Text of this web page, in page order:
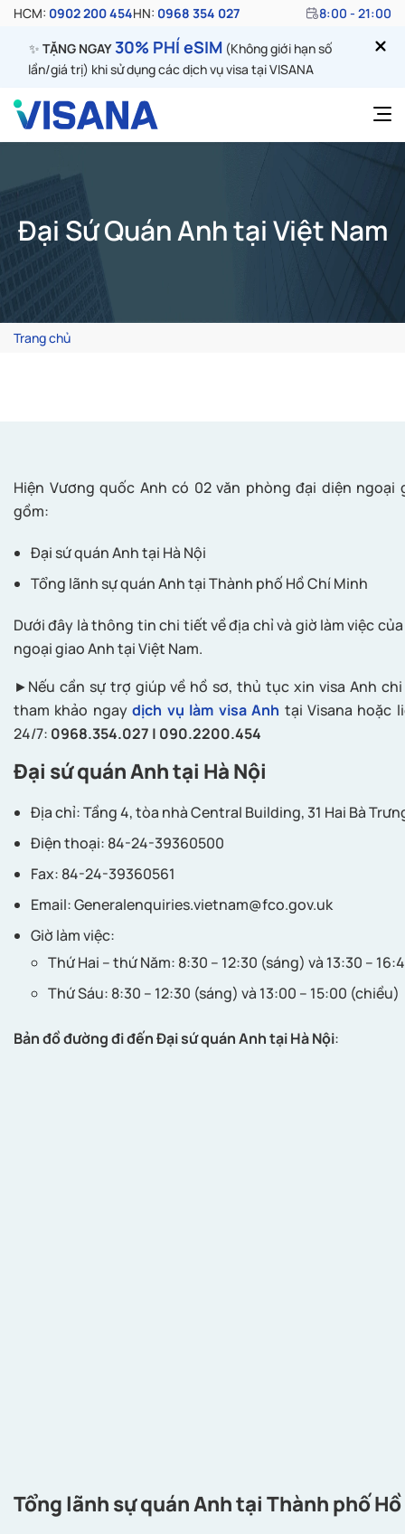
HCM: 0902 200 454HN: 0968 354 027 8:00 - 21:00
✨ TẶNG NGAY30% PHÍ eSIM (Không giới hạn số
lần/giá trị) khi sử dụng các dịch vụ visa tại VISANA
Đại Sứ Quán Anh tại Việt Nam
Trang chủ
Hiện Vương quốc Anh có 02 văn phòng đại diện ngoại
gồm:
Đại sứ quán Anh tại Hà Nội
Tổng lãnh sự quán Anh tại Thành phố Hồ Chí Minh
Dưới đây là thông tin chi tiết về địa chỉ và giờ làm việc
ngoại giao Anh tại Việt Nam.
►Nếu cần sự trợ giúp về hồ sơ, thủ tục xin visa Anh
tham khảo ngaydịch vụ làm visa Anh tại Visana hoặc
24/7: 0968.354.027 | 090.2200.454
Đại sứ quán Anh tại Hà Nội
Địa chỉ: Tầng 4, tòa nhà Central Building, 31 Hai Bà
Điện thoại: 84-24-39360500
Fax: 84-24-39360561
Email:Generalenquiries.vietnam@fco.gov.uk
Giờ làm việc:
Thứ Hai – thứ Năm: 8:30 – 12:30 (sáng) và 13:30 –
Thứ Sáu: 8:30 – 12:30 (sáng) và 13:00 – 15:00 (chiều)
Bản đồ đường đi đến Đại sứ quán Anh tại Hà Nội:
Tổng lãnh sự quán Anh tại Thành phố